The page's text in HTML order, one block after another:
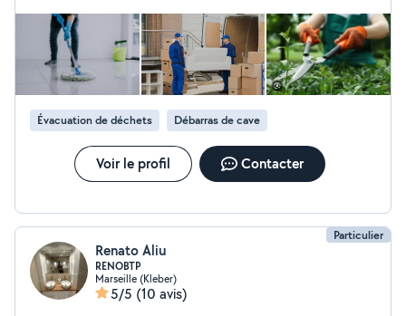
Évacuation de déchets Débarras de cave
Voir le profil Contacter
Particulier
Renato Aliu
RENOBTP
Marseille (Kleber)
5/5 (10 avis)